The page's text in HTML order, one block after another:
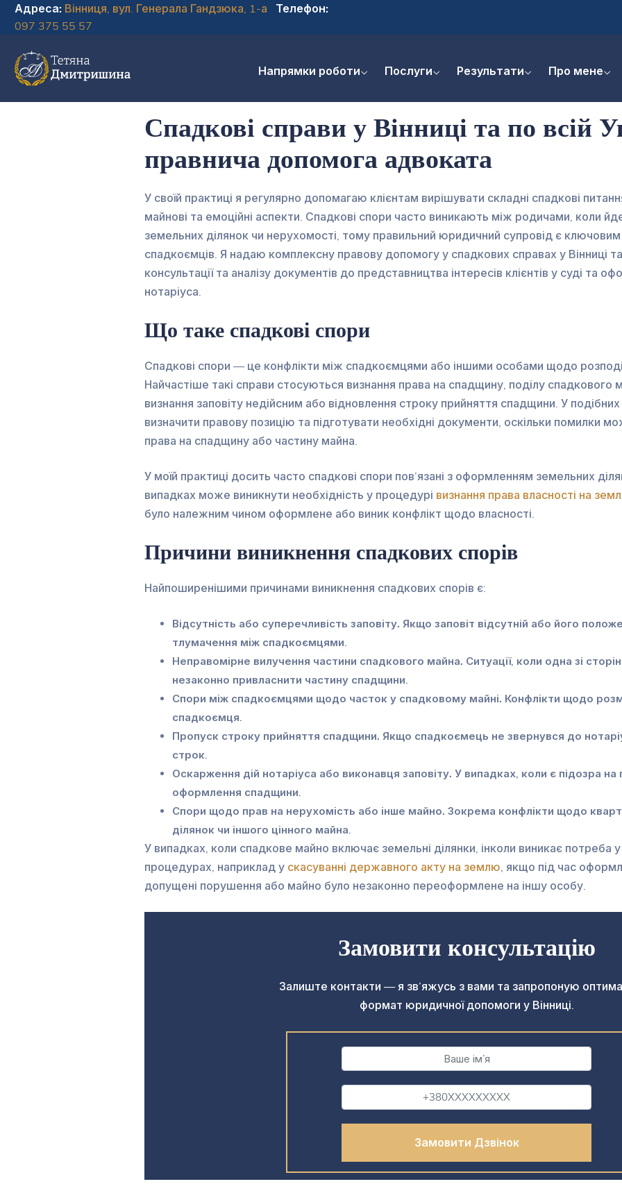
Адреса: Вінниця, вул. Генерала Гандзюка, 1-а
Телефон:
097 375 55 57
Напрямки роботи Послуги Результати Про мене
Спадкові справи у Вінниці та по всій
правнича допомога адвоката
У своїй практиці я регулярно допомагаю клієнтам вирішувати складні спадкові
майнові та емоційні аспекти. Спадкові спори часто виникають між родичами, коли
земельних ділянок чи нерухомості, тому правильний юридичний супровід є
спадкоємців. Я надаю комплексну правову допомогу у спадкових справах у Вінниці та
консультації та аналізу документів до представництва інтересів клієнтів у суді та
нотаріуса.
Що таке спадкові спори
Спадкові спори — це конфлікти між спадкоємцями або іншими особами щодо
Найчастіше такі справи стосуються визнання права на спадщину, поділу спадкового
визнання заповіту недійсним або відновлення строку прийняття спадщини. У
визначити правову позицію та підготувати необхідні документи, оскільки помилки
права на спадщину або частину майна.
У моїй практиці досить часто спадкові спори пов’язані з оформленням земельних
випадках може виникнути необхідність у процедурі визнання права власності на
було належним чином оформлене або виник конфлікт щодо власності.
Причини виникнення спадкових спорів
Найпоширенішими причинами виникнення спадкових спорів є:
Відсутність або суперечливість заповіту. Якщо заповіт відсутній або його
тлумачення між спадкоємцями.
Неправомірне вилучення частини спадкового майна. Ситуації, коли одна зі
незаконно привласнити частину спадщини.
Спори між спадкоємцями щодо часток у спадковому майні. Конфлікти щодо
спадкоємця.
Пропуск строку прийняття спадщини. Якщо спадкоємець не звернувся до
строк.
Оскарження дій нотаріуса або виконавця заповіту. У випадках, коли є підозра
оформлення спадщини.
Спори щодо прав на нерухомість або інше майно. Зокрема конфлікти щодо
ділянок чи іншого цінного майна.
У випадках, коли спадкове майно включає земельні ділянки, інколи виникає
процедурах, наприклад у скасуванні державного акту на землю, якщо під час
допущені порушення або майно було незаконно переоформлене на іншу особу.
Замовити консультацію
Залиште контакти — я зв’яжусь з вами та запропоную
формат юридичної допомоги у Вінниці.